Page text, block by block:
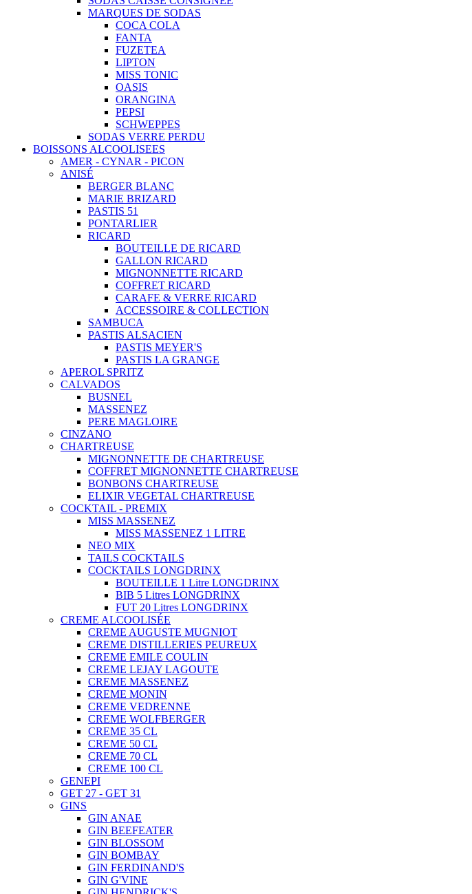
MARQUES DE SODAS
COCA COLA
FANTA
FUZETEA
LIPTON
MISS TONIC
OASIS
ORANGINA
PEPSI
SCHWEPPES
SODAS VERRE PERDU
BOISSONS ALCOOLISEES
AMER - CYNAR - PICON
ANISÉ
BERGER BLANC
MARIE BRIZARD
PASTIS 51
PONTARLIER
RICARD
BOUTEILLE DE RICARD
GALLON RICARD
MIGNONNETTE RICARD
COFFRET RICARD
CARAFE & VERRE RICARD
ACCESSOIRE & COLLECTION
SAMBUCA
PASTIS ALSACIEN
PASTIS MEYER'S
PASTIS LA GRANGE
APEROL SPRITZ
CALVADOS
BUSNEL
MASSENEZ
PERE MAGLOIRE
CINZANO
CHARTREUSE
MIGNONNETTE DE CHARTREUSE
COFFRET MIGNONNETTE CHARTREUSE
BONBONS CHARTREUSE
ELIXIR VEGETAL CHARTREUSE
COCKTAIL - PREMIX
MISS MASSENEZ
MISS MASSENEZ 1 LITRE
NEO MIX
TAILS COCKTAILS
COCKTAILS LONGDRINX
BOUTEILLE 1 Litre LONGDRINX
BIB 5 Litres LONGDRINX
FUT 20 Litres LONGDRINX
CREME ALCOOLISÉE
CREME AUGUSTE MUGNIOT
CREME DISTILLERIES PEUREUX
CREME EMILE COULIN
CREME LEJAY LAGOUTE
CREME MASSENEZ
CREME MONIN
CREME VEDRENNE
CREME WOLFBERGER
CREME 35 CL
CREME 50 CL
CREME 70 CL
CREME 100 CL
GENEPI
GET 27 - GET 31
GINS
GIN ANAE
GIN BEEFEATER
GIN BLOSSOM
GIN BOMBAY
GIN FERDINAND'S
GIN G'VINE